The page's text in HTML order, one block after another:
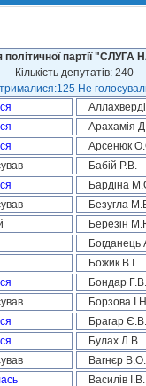
політичної партії
Кількість депутатів: 240
Не
Арахамія
Арсенюк
Бабій Р.В.
Бардіна
Безугла
Березін
Богданець
Божик В.І.
Бондар Г.В.
Борзова
Брагар Є.В.
Булах Л.В.
Вагнєр В.О.
Василів І.В.